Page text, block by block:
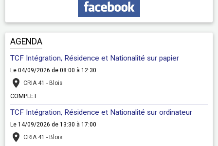
AGENDA
TCF Intégration, Résidence et Nationalité sur papier
Le 04/09/2026 de 08:00 à 12:30
CRIA 41 - Blois
COMPLET
TCF Intégration, Résidence et Nationalité sur ordinateur
Le 14/09/2026 de 13:30 à 17:00
CRIA 41 - Blois